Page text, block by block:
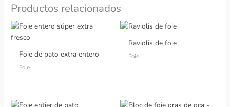
Productos relacionados
Foie de pato extra entero
Foie
Raviolis de foie
Foie